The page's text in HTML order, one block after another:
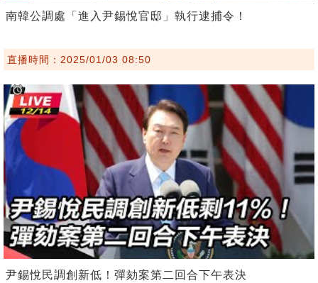
南韓公調處「進入尹錫悅官邸」執行逮捕令！
直播時間：2025/01/03 08:50
尹錫悅民調創新低！彈劾案第二回合下午表決